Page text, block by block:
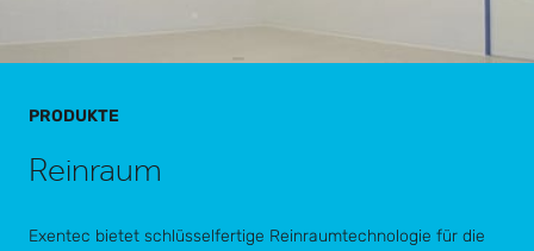
PRODUKTE
Reinraum
Exentec bietet schlüsselfertige Reinraumtechnologie für die